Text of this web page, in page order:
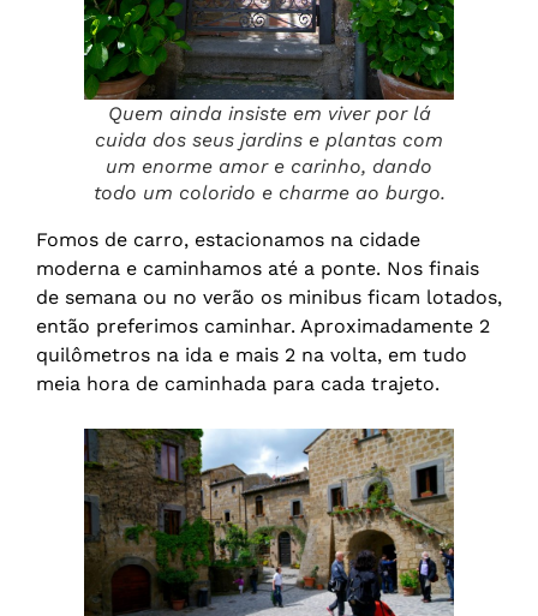
Quem ainda insiste em viver por lá
cuida dos seus jardins e plantas com
um enorme amor e carinho, dando
todo um colorido e charme ao burgo.
Fomos de carro, estacionamos na cidade
moderna e caminhamos até a ponte. Nos finais
de semana ou no verão os minibus ficam lotados,
então preferimos caminhar. Aproximadamente 2
quilômetros na ida e mais 2 na volta, em tudo
meia hora de caminhada para cada trajeto.